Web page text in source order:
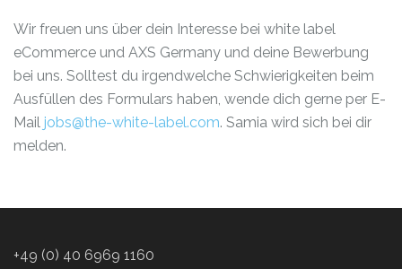
Wir freuen uns über dein Interesse bei white label
eCommerce und AXS Germany und deine Bewerbung
bei uns. Solltest du irgendwelche Schwierigkeiten beim
Ausfüllen des Formulars haben, wende dich gerne per E-
Mail jobs@the-white-label.com. Samia wird sich bei dir
melden.
+49 (0) 40 6969 1160